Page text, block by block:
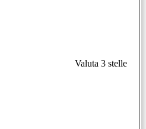
Valuta 3 stelle